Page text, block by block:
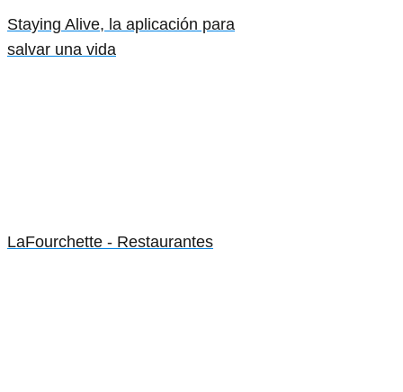
Staying Alive, la aplicación para
salvar una vida
LaFourchette - Restaurantes